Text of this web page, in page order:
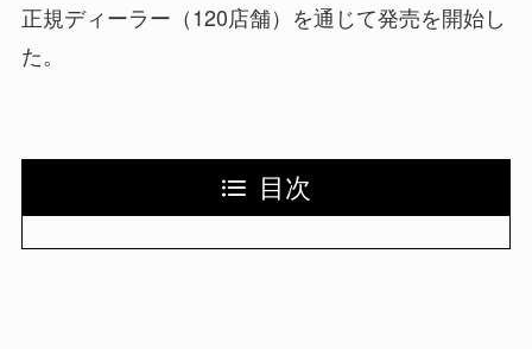
正規ディーラー（120店舗）を通じて発売を開始し
た。
目次